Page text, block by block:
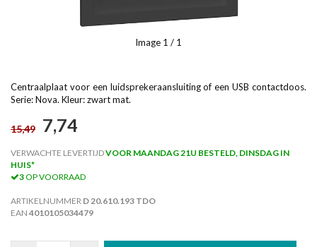
Image 1 / 1
Centraalplaat voor een luidsprekeraansluiting of een USB contactdoos.
Serie: Nova. Kleur: zwart mat.
15,49 7,74
VERWACHTE LEVERTIJDVOOR MAANDAG 21U BESTELD, DINSDAG IN
HUIS*
3OP VOORRAAD
ARTIKELNUMMER D 20.610.193 TDO
EAN 4010105034479